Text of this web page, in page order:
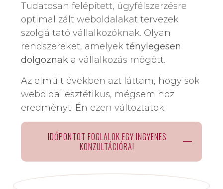
Tudatosan felépített, ügyfélszerzésre
optimalizált weboldalakat tervezek
szolgáltató vállalkozóknak. Olyan
rendszereket, amelyekténylegesen
dolgoznak a vállalkozás mögött.
Az elmúlt években azt láttam, hogy sok
weboldal esztétikus, mégsem hoz
eredményt. Én ezen változtatok.
IDŐPONTOT FOGLALOK EGY INGYENES
KONZULTÁCIÓRA!